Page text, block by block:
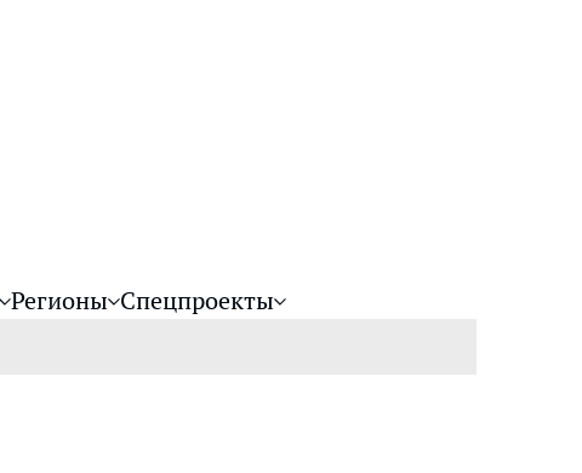
Регионы Спецпроекты